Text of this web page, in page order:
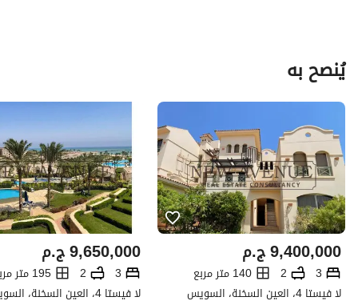
يُنصح به
ج.م9,400,000
3
2
140 متر مربع
لا فيستا 4، العين السخنة، السويس
ج.م9,650,000
3
2
195 متر مربع
لا فيستا 4، العين السخنة، السويس